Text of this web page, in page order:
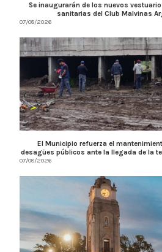
Córdoba se convierte en el epicentro
de la...
03/08/2026
Se inaugurarán de los nuevos
sanitarias del Club Malvinas
07/08/2026
El Municipio refuerza el
desagües públicos ante la llegada de la
07/08/2026